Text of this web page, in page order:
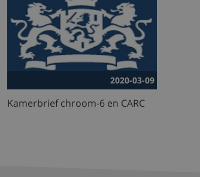
2020-03-09
Kamerbrief chroom-6 en CARC